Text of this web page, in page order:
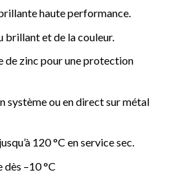
haute performance.
brillant et de la couleur.
de zinc pour une protection
système ou en direct sur métal
120 °C en service sec.
–10 °C